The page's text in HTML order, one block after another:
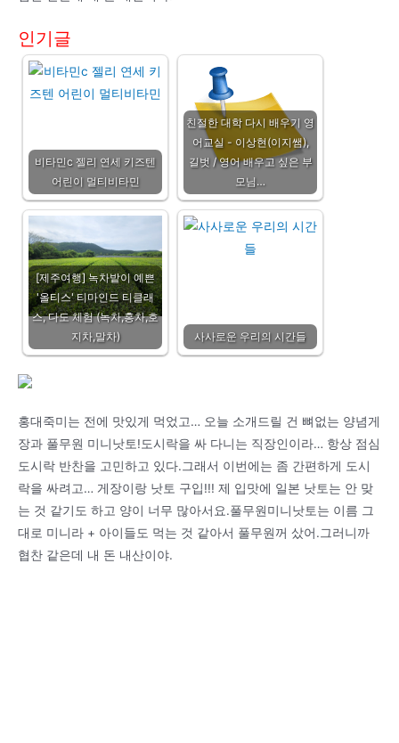
인기글
비타민c 젤리 연세 키즈텐
어린이 멀티비타민
친절한 대학 다시 배우기 영
어교실 - 이상현(이지쌤),
길벗 / 영어 배우고 싶은 부
모님…
[제주여행] 녹차밭이 예쁜
'올티스' 티마인드 티클래
스, 다도 체험 (녹차,홍차,호
지차,말차)
사사로운 우리의 시간들
홍대죽미는 전에 맛있게 먹었고… 오늘 소개드릴 건 뼈없는 양념게
장과 풀무원 미니낫토!도시락을 싸 다니는 직장인이라… 항상 점심
도시락 반찬을 고민하고 있다.그래서 이번에는 좀 간편하게 도시
락을 싸려고… 게장이랑 낫토 구입!!! 제 입맛에 일본 낫토는 안 맞
는 것 같기도 하고 양이 너무 많아서요.풀무원미니낫토는 이름 그
대로 미니라 + 아이들도 먹는 것 같아서 풀무원꺼 샀어.그러니까
협찬 같은데 내 돈 내산이야.